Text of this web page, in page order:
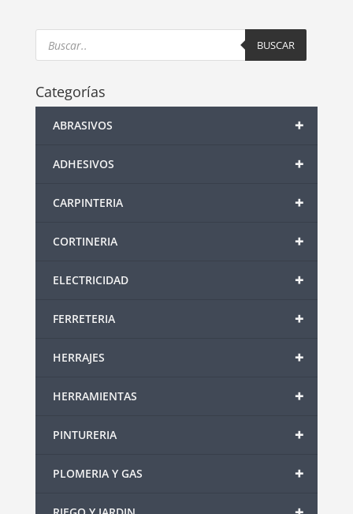
Products
search BUSCAR
Categorías
+
ABRASIVOS
+
ADHESIVOS
+
CARPINTERIA
+
CORTINERIA
+
ELECTRICIDAD
+
FERRETERIA
+
HERRAJES
+
HERRAMIENTAS
+
PINTURERIA
+
PLOMERIA Y GAS